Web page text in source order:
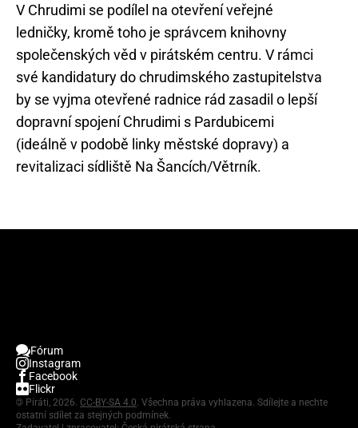
V Chrudimi se podílel na otevření veřejné
ledničky, kromě toho je správcem knihovny
společenských věd v pirátském centru. V rámci
své kandidatury do chrudimského zastupitelstva
by se vyjma otevřené radnice rád zasadil o lepší
dopravní spojení Chrudimi s Pardubicemi
(ideálně v podobě linky městské dopravy) a
revitalizaci sídliště Na Šancích/Větrník.
Fórum
Instagram
Facebook
Flickr
© Piráti, 2026. CC-BY-SA 4.0. Všechna práva vyhlazena. Sdílejte a nechte
ostatní sdílet za stejných podmínek.